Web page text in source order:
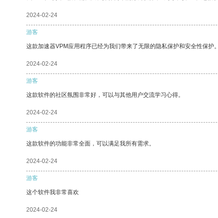
2024-02-24
游客
这款加速器VPM应用程序已经为我们带来了无限的隐私保护和安全性保护
2024-02-24
游客
这款软件的社区氛围非常好，可以与其他用户交流学习心得。
2024-02-24
游客
这款软件的功能非常全面，可以满足我所有需求。
2024-02-24
游客
这个软件我非常喜欢
2024-02-24